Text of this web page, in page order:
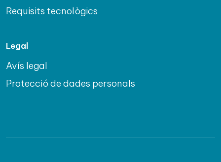
Requisits tecnològics
Legal
Avís legal
Protecció de dades personals